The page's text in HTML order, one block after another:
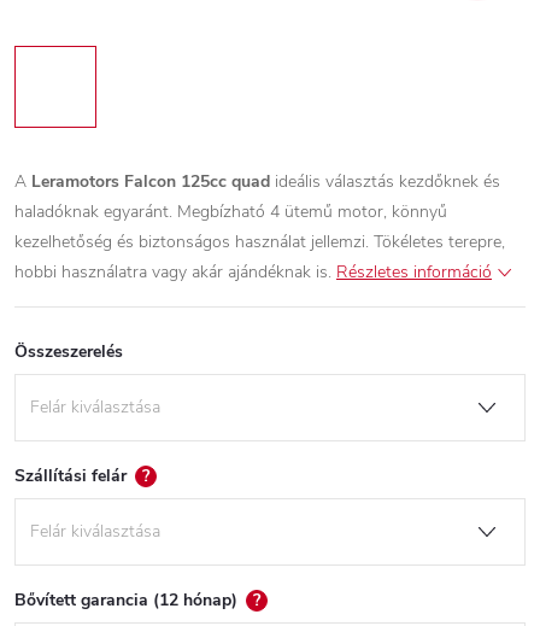
A Leramotors Falcon 125cc quad ideális választás kezdőknek és
haladóknak egyaránt. Megbízható 4 ütemű motor, könnyű
kezelhetőség és biztonságos használat jellemzi. Tökéletes terepre,
hobbi használatra vagy akár ajándéknak is. Részletes információ
Összeszerelés
Szállítási felár ?
Bővített garancia (12 hónap) ?